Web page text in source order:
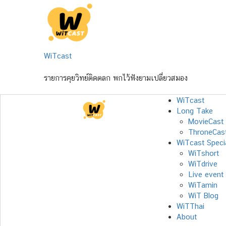
WiTcast
รายการคุยวิทย์ติดตลก พกไว้ฟังยามเปลี่ยวสมอง
WiTcast
Long Take
MovieCast
WiTcast
WiTshort
WiTdrive
Live event
WiTamin
WiT Blog
WiTThai
About